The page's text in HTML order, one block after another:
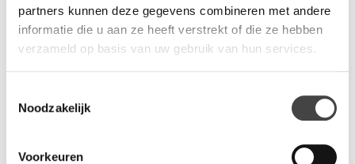
partners kunnen deze gegevens combineren met andere
informatie die u aan ze heeft verstrekt of die ze hebben
verzameld op basis van uw gebruik van hun services.
Noodzakelijk
Voorkeuren
Vragen?
073-8000266